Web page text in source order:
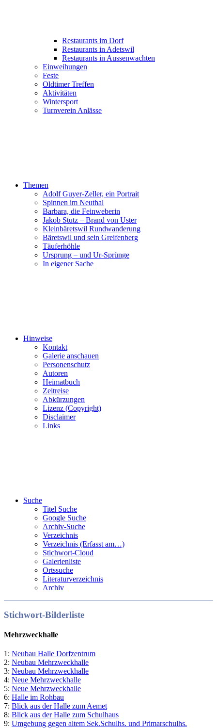
Restaurants im Dorf
Restaurants in Adetswil
Restaurants in Aussenwachten
Einweihungen
Feste
Oldtimer Treffen
Aktivitäten
Wintersport
Turnverein Anlässe
Themen
Adolf Guyer-Zeller, ein Portrait
Spinnen im Neuthal
Barbara, die Feinweberin
Jakob Stutz – Brand von Uster
Kleinbäretswil Rundwanderung
Bäretswil und sein Greifenberg
Täuferhöhle
Ursprung – und Ur-Sprünge
In eigener Sache
Hinweise
Kontakt
Galerie anschauen
Personenschutz
Autoren
Heimatbuch
Zeitreise
Abkürzungen
Lizenz (Copyright)
Disclaimer
Links
Suche
Titel Suche
Google Suche
Archiv-Suche
Verzeichnis
Verzeichnis (Erfasst am…)
Stichwort-Cloud
Galerienliste
Ortssuche
Literaturverzeichnis
Archiv
Stichwort-Bilderliste
Mehrzweckhalle
1: Neubau Halle Dorfzentrum
2: Neubau Mehrzweckhalle
3: Neubau Mehrzweckhalle
4: Neue Mehrzweckhalle
5: Neue Mehrzweckhalle
6: Halle im Rohbau
7: Blick aus der Halle zum Aemet
8: Blick aus der Halle zum Schulhaus
9: Umgebung gegen altem Sek.Schulhs. und Primarschulhs.